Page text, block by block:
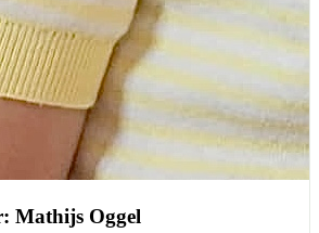
Mathijs Oggel